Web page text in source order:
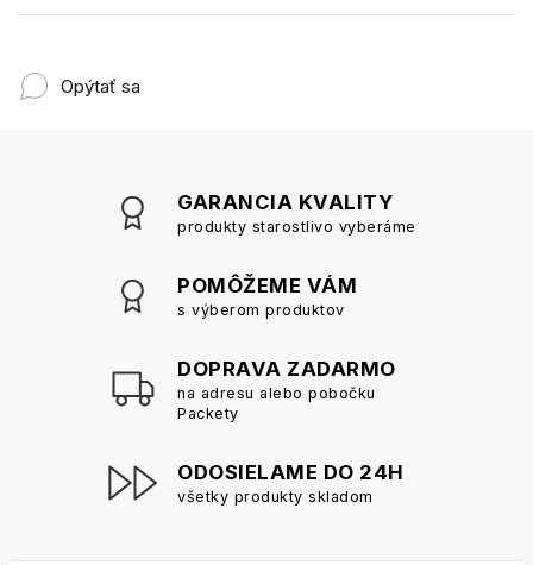
Opýtať sa
GARANCIA KVALITY
produkty starostlivo vyberáme
POMÔŽEME VÁM
s výberom produktov
DOPRAVA ZADARMO
na adresu alebo pobočku
Packety
ODOSIELAME DO 24H
všetky produkty skladom